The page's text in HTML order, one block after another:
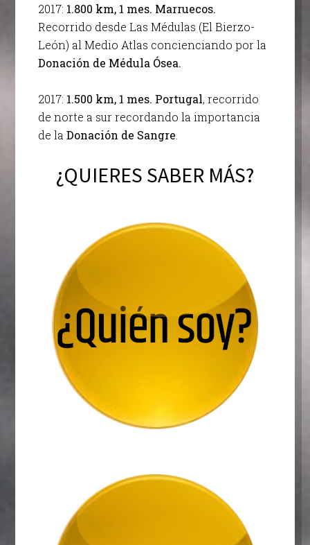
2017: 1.800 km, 1 mes. Marruecos.
Recorrido desde Las Médulas (El Bierzo-
León) al Medio Atlas concienciando por la
Donación de Médula Ósea.
2017: 1.500 km, 1 mes. Portugal, recorrido
de norte a sur recordando la importancia
de la Donación de Sangre
¿QUIERES SABER MÁS?